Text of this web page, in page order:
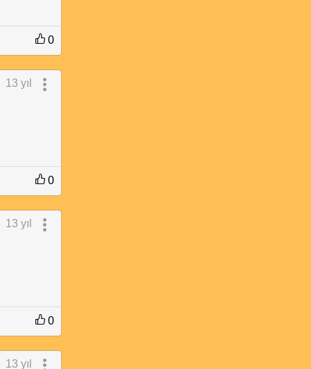
0
13 yıl
0
13 yıl
0
13 yıl